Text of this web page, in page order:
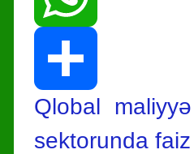
WhatsApp
Share
Qlobal
sektorunda